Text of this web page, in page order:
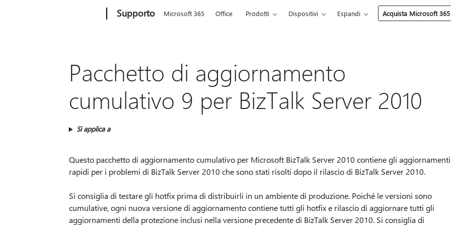
Supporto Microsoft 365 Office Prodotti Dispositivi Espandi Acquista Microsoft 365
Pacchetto di aggiornamento
cumulativo 9 per BizTalk Server 2010
Si applica a
Questo pacchetto di aggiornamento cumulativo per Microsoft BizTalk Server 2010 contiene gli aggiornamenti
rapidi per i problemi di BizTalk Server 2010 che sono stati risolti dopo il rilascio di BizTalk Server 2010.
Si consiglia di testare gli hotfix prima di distribuirli in un ambiente di produzione. Poiché le versioni sono
cumulative, ogni nuova versione di aggiornamento contiene tutti gli hotfix e rilascio di aggiornare tutti gli
aggiornamenti della protezione inclusi nella versione precedente di BizTalk Server 2010. Si consiglia di